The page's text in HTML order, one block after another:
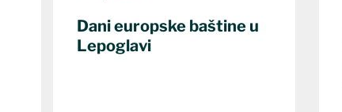
Dani europske baštine u
Lepoglavi